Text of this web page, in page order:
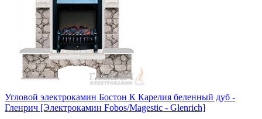
Угловой электрокамин Бостон К Карелия беленный дуб -
Гленрич [Электрокамин Fobos/Magestic - Glenrich]